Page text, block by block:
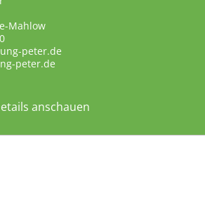
Mahlow
peter.de
peter.de
anschauen